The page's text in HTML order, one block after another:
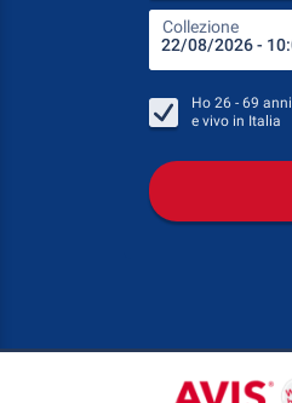
Collezione
Ho 26 - 69 anni
e vivo in Italia